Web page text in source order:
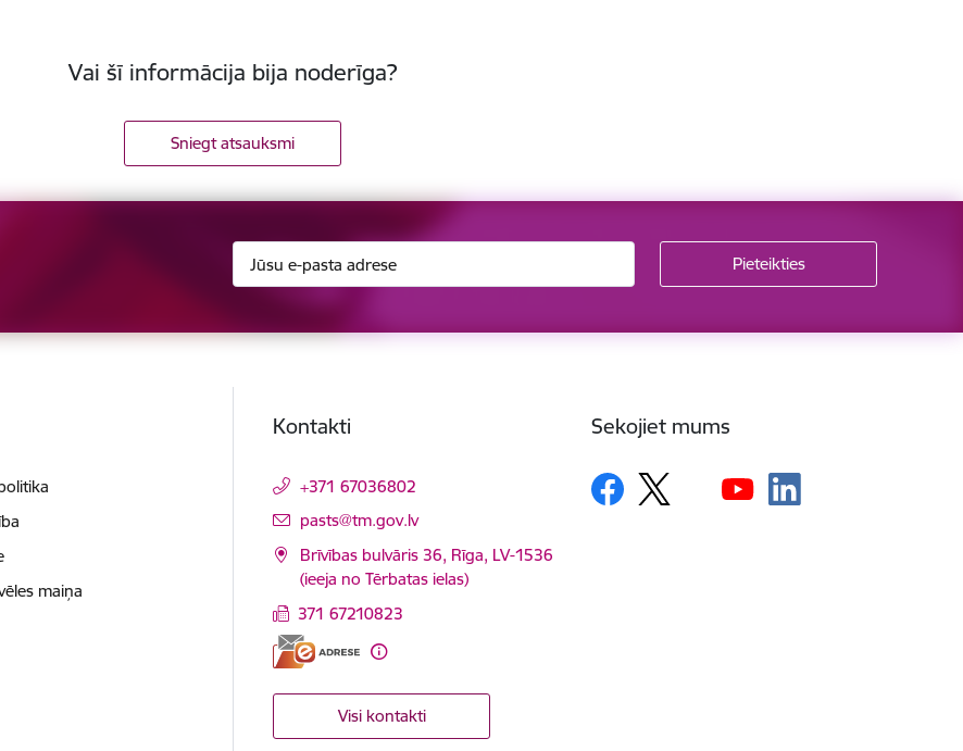
Vai šī informācija bija noderīga?
Sniegt atsauksmi
maiņa
Kontakti
+371 67036802
E-pasts:
pasts@tm.gov.lv
Brīvības bulvāris 36, Rīga, LV-1536
(ieeja no Tērbatas ielas)
371 67210823
Visi kontakti
Sekojiet mums